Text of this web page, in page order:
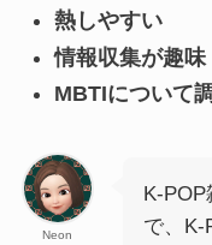
熱しやすい
情報収集が趣味
MBTIについて
Neon
K-
で、K-